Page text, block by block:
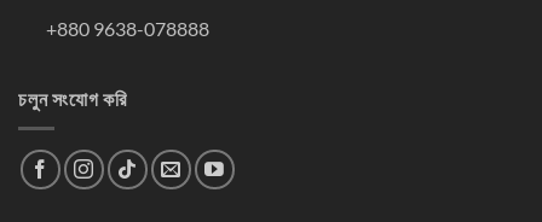
+880 9638-078888
চলুন সংযোগ করি